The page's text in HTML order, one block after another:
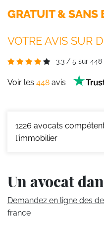
GRATUIT & SANS
VOTRE AVIS SUR
3.3 / 5 sur 448
Voir les 448 avis
1226 avocats
l'immobilier
Un avocat
Demandez en ligne des
france